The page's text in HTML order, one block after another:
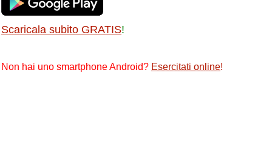
Scaricala subito GRATIS!
Non hai uno smartphone Android? Esercitati online!